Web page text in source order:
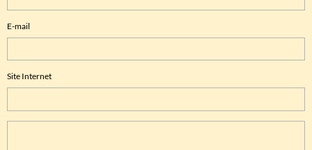
E-mail
Site Internet